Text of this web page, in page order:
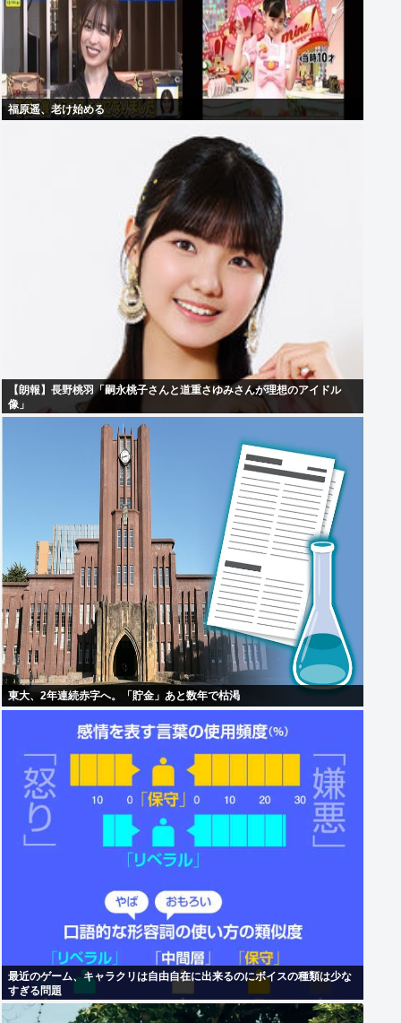
福原遥、老け始める
【朗報】長野桃羽「嗣永桃子さんと道重さゆみさんが理想のアイドル
像」
東大、2年連続赤字へ。「貯金」あと数年で枯渇
最近のゲーム、キャラクリは自由自在に出来るのにボイスの種類は少な
すぎる問題